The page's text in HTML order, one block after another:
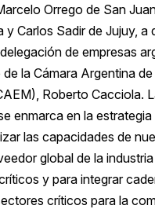
Orrego de San
y Carlos Sadir de Jujuy, a
de empresas
la Cámara Argentina
Roberto Cacciola.
enmarca en la
las capacidades de
global de la
y para integrar
críticos para la